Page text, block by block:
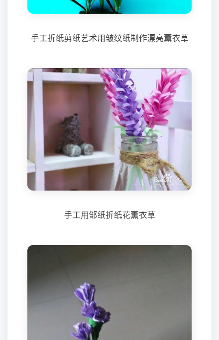
手工折纸剪纸艺术用皱纹纸制作漂亮薰衣草
手工用邹纸折纸花薰衣草